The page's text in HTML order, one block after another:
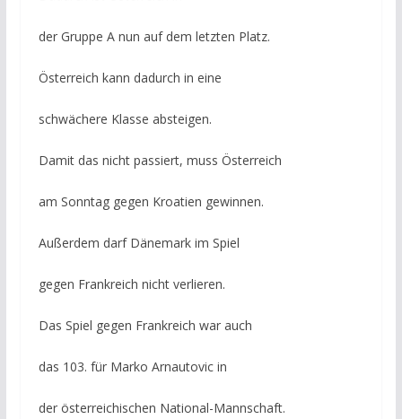
der Gruppe A nun auf dem letzten Platz.
Österreich kann dadurch in eine
schwächere Klasse absteigen.
Damit das nicht passiert, muss Österreich
am Sonntag gegen Kroatien gewinnen.
Außerdem darf Dänemark im Spiel
gegen Frankreich nicht verlieren.
Das Spiel gegen Frankreich war auch
das 103. für Marko Arnautovic in
der österreichischen National-Mannschaft.